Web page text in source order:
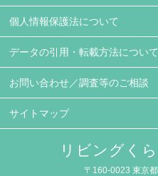
個人情報保護法について
データの引用・転載方法について
お問い合わせ／調査等のご相談
サイトマップ
リビングく
〒160-0023 東京